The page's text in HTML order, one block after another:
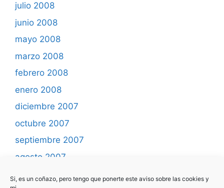
Si, es un coñazo, pero tengo que ponerte este aviso sobre las cookies y
julio 2008
junio 2008
mayo 2008
marzo 2008
febrero 2008
enero 2008
diciembre 2007
octubre 2007
septiembre 2007
agosto 2007